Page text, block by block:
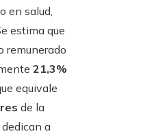
en salud,
estima que
remunerado
21,3%
equivale
de la
a